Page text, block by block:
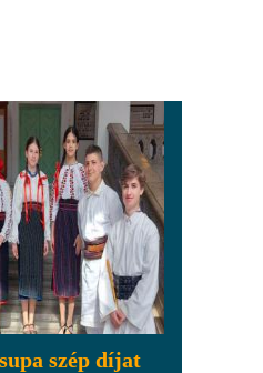
szép díjat